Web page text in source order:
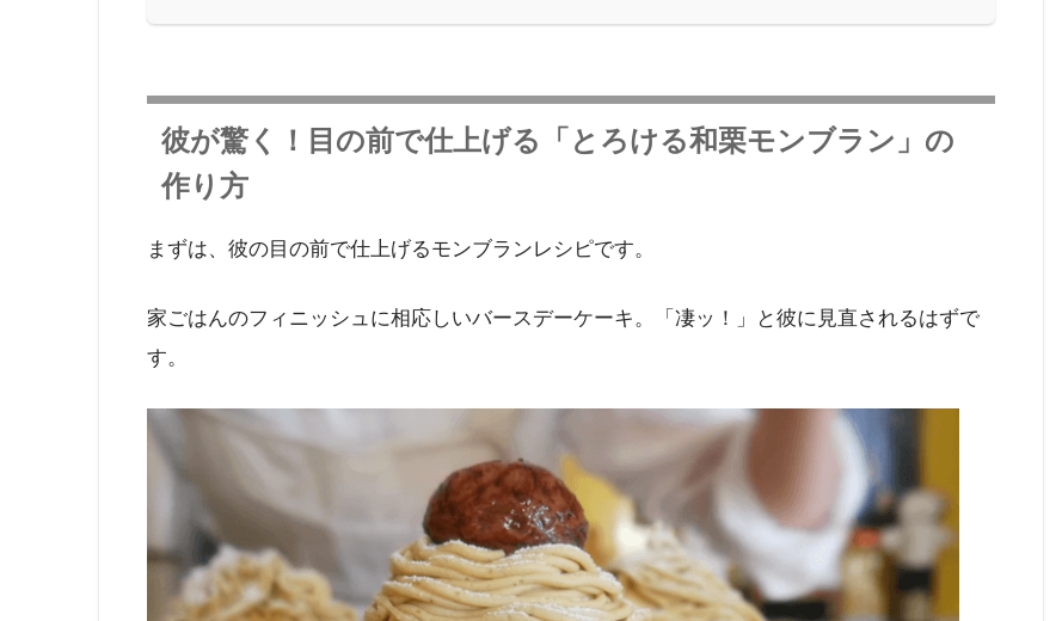
彼が驚く！目の前で仕上げる「とろける和栗モンブラン」の
作り方
まずは、彼の目の前で仕上げるモンブランレシピです。
家ごはんのフィニッシュに相応しいバースデーケーキ。「凄ッ！」と彼に見直されるはずで
す。